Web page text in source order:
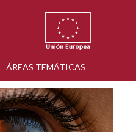
ÁREAS TEMÁTICAS